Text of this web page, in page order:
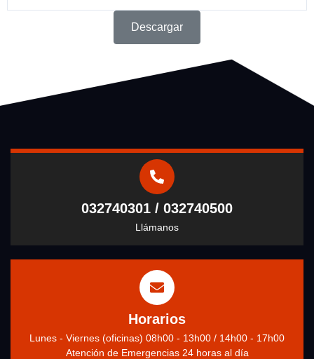
Descargar
032740301 / 032740500
Llámanos
Horarios
Lunes - Viernes (oficinas) 08h00 - 13h00 / 14h00 - 17h00
Atención de Emergencias 24 horas al día